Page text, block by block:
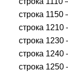
строка 1150
строка 1210
строка 1230
строка 1240
строка 1250